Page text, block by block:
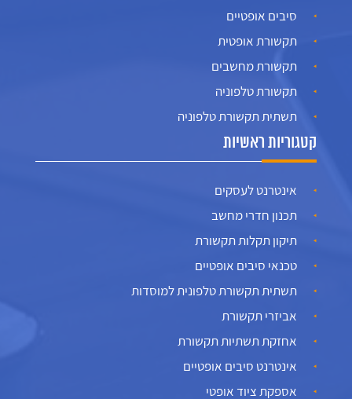
סיבים אופטיים
תקשורת אופטית
תקשורת מחשבים
תקשורת טלפוניה
תשתית תקשורת טלפוניה
קטגוריות ראשיות
אינטרנט לעסקים
תכנון חדרי מחשב
תיקון תקלות תקשורת
טכנאי סיבים אופטיים
תשתית תקשורת טלפונית למוסדות
אביזרי תקשורת
אחזקת תשתיות תקשורת
אינטרנט סיבים אופטיים
אספקת ציוד אופטי